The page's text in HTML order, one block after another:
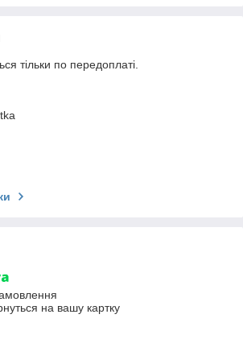
тільки по передоплаті.
на вашу картку